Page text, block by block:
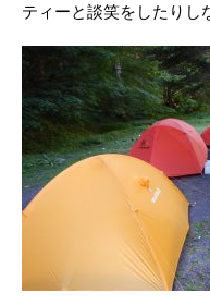
ティーと談笑をしたりし